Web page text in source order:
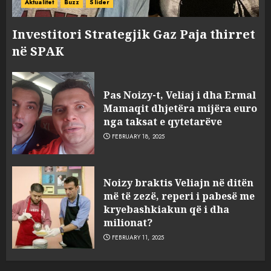
Aktualitet Buzz Slider
Investitori Strategjik Gaz Paja thirret
në SPAK
Pas Noizy-t, Veliaj i dha Ermal
Mamaqit dhjetëra mijëra euro
nga taksat e qytetarëve
FEBRUARY 18, 2025
Noizy braktis Veliajn në ditën
më të zezë, reperi i pabesë me
kryebashkiakun që i dha
milionat?
FEBRUARY 11, 2025
3
sulmuan “One Albania”,
ngjarja u fsheh. A u vodhën
serverat?
MARCH 25, 2025